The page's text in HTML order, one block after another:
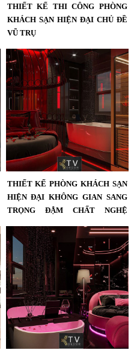
THIẾT KẾ THI CÔNG PHÒNG
KHÁCH SẠN HIỆN ĐẠI CHỦ ĐỀ
VŨ TRỤ
Thiết Kế Thi Công Phòng Khách
Sạn Hiện Đại Chủ Đề Vũ Trụ –
Không Gian Nghỉ Dưỡng Đẳng
Cấp...
THIẾT KẾ PHÒNG KHÁCH SẠN
HIỆN ĐẠI KHÔNG GIAN SANG
TRỌNG ĐẬM CHẤT NGHỆ
Thiết Kế Phòng Khách Sạn Hiện Đại
Không Gian Sang Trọng Đậm Chất
Nghệ Thuật,Không Gian Phòng
Khách Sạn Nổi Bật Với Ánh Sáng
LED Đỏ – Dấu Ấn Thiết Kế Tinh Tế
Của KTV GROUP...